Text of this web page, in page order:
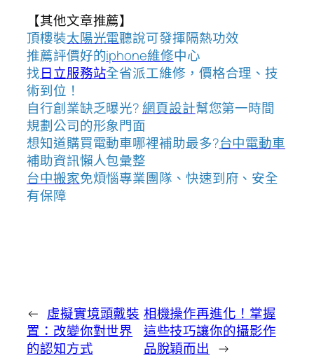
【其他文章推薦】
頂樓裝太陽光電聽說可發揮隔熱功效
推薦評價好的iphone維修中心
找日立服務站全省派工維修，價格合理、技
術到位！
自行創業缺乏曝光?網頁設計幫您第一時間
規劃公司的形象門面
想知道購買電動車哪裡補助最多?台中電動車
補助資訊懶人包彙整
台中搬家免煩惱專業團隊、快速到府、安全
有保障
← 虛擬實境頭戴裝
置：改變你對世界
的認知方式
相機操作再進化！掌握
這些技巧讓你的攝影作
品脫穎而出 →